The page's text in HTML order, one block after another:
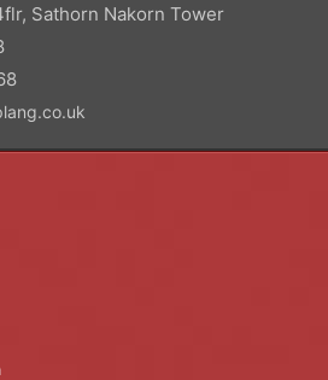
Sathorn Nakorn Tower